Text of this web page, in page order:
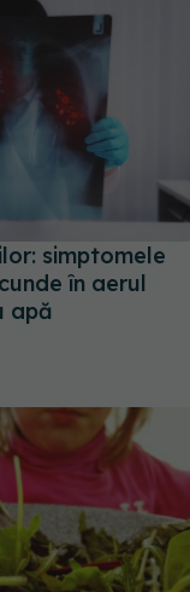
simptomele
în aerul
apă